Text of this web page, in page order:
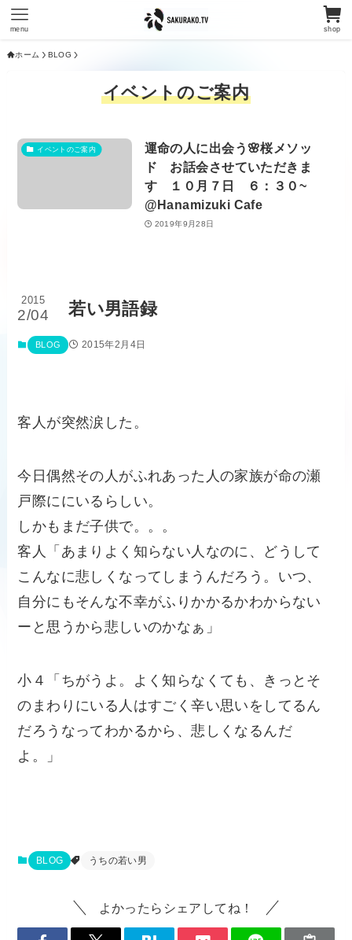
shop
menu
ホーム BLOG
イベントのご案内
イベントのご案内
運命の人に出会う🌸桜メソッ
ド お話会させていただきま
す １０月７日 ６：３０~
@Hanamizuki Cafe
2019年9月28日
若い男語録
2015
2/04
BLOG 2015年2月4日
客人が突然涙した。
今日偶然その人がふれあった人の家族が命の瀬
戸際ににいるらしい。
しかもまだ子供で。。。
客人「あまりよく知らない人なのに、どうして
こんなに悲しくなってしまうんだろう。いつ、
自分にもそんな不幸がふりかかるかわからない
ーと思うから悲しいのかなぁ」
小４「ちがうよ。よく知らなくても、きっとそ
のまわりにいる人はすごく辛い思いをしてるん
だろうなってわかるから、悲しくなるんだ
よ。」
BLOG うちの若い男
よかったらシェアしてね！